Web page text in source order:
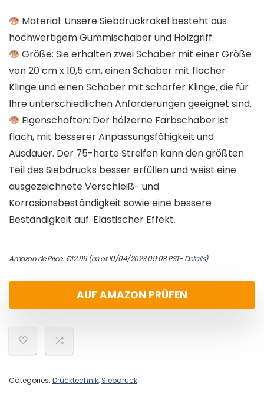
Material: Unsere Siebdruckrakel besteht aus
hochwertigem Gummischaber und Holzgriff.
Größe: Sie erhalten zwei Schaber mit einer Größe
von 20 cm x 10,5 cm, einen Schaber mit flacher
Klinge und einen Schaber mit scharfer Klinge, die für
Ihre unterschiedlichen Anforderungen geeignet sind.
Eigenschaften: Der hölzerne Farbschaber ist
flach, mit besserer Anpassungsfähigkeit und
Ausdauer. Der 75-harte Streifen kann den größten
Teil des Siebdrucks besser erfüllen und weist eine
ausgezeichnete Verschleiß- und
Korrosionsbeständigkeit sowie eine bessere
Beständigkeit auf. Elastischer Effekt.
Amazon.de Price:€12.99(as of 10/04/2023 09:08 PST-Details)
AUF AMAZON PRÜFEN
Categories: Drucktechnik, Siebdruck